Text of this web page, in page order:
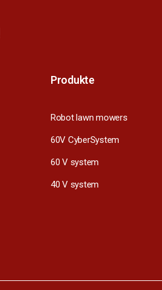
Produkte
Robot lawn mowers
60V CyberSystem
60 V system
40 V system